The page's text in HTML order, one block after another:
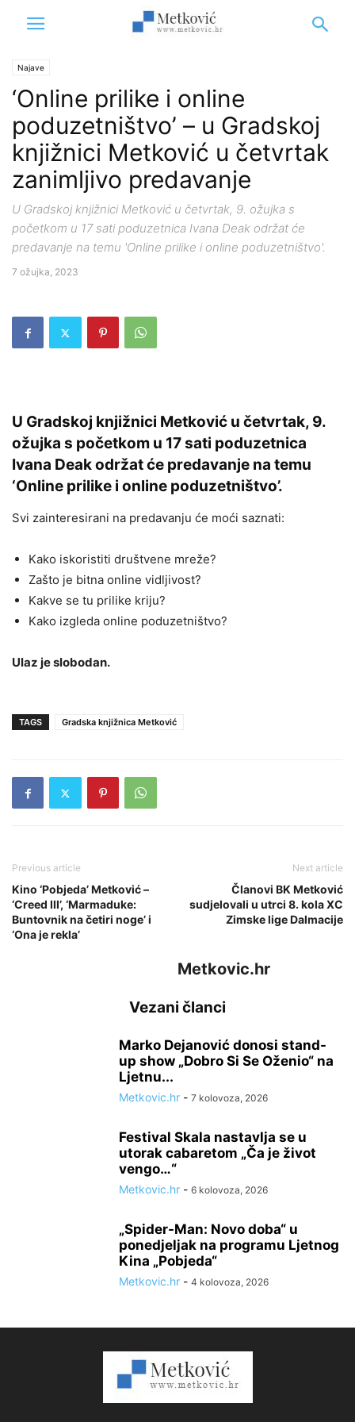
Najave
‘Online prilike i online
poduzetništvo’ – u Gradskoj
knjižnici Metković u četvrtak
zanimljivo predavanje
U Gradskoj knjižnici Metković u četvrtak, 9. ožujka s
početkom u 17 sati poduzetnica Ivana Deak održat će
predavanje na temu 'Online prilike i online poduzetništvo'.
7 ožujka, 2023
U Gradskoj knjižnici Metković u četvrtak, 9.
ožujka s početkom u 17 sati poduzetnica
Ivana Deak održat će predavanje na temu
‘Online prilike i online poduzetništvo’.
Svi zainteresirani na predavanju će moći saznati:
Kako iskoristiti društvene mreže?
Zašto je bitna online vidljivost?
Kakve se tu prilike kriju?
Kako izgleda online poduzetništvo?
Ulaz je slobodan.
TAGS Gradska knjižnica Metković
Previous article
Kino ‘Pobjeda’ Metković –
‘Creed III’, ‘Marmaduke:
Buntovnik na četiri noge’ i
‘Ona je rekla’
Next article
Članovi BK Metković
sudjelovali u utrci 8. kola XC
Zimske lige Dalmacije
Metkovic.hr
Vezani članci
Marko Dejanović donosi stand-
up show „Dobro Si Se Oženio“ na
Ljetnu...
Metkovic.hr - 7 kolovoza, 2026
Festival Skala nastavlja se u
utorak cabaretom „Ča je život
vengo…“
Metkovic.hr - 6 kolovoza, 2026
„Spider-Man: Novo doba“ u
ponedjeljak na programu Ljetnog
Kina „Pobjeda“
Metkovic.hr - 4 kolovoza, 2026